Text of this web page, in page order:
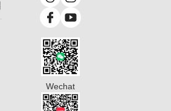
Wechat